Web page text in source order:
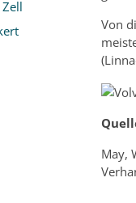
Von
May,